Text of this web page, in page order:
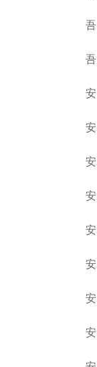
吾
吾
安
安
安
安
安
安
安
安